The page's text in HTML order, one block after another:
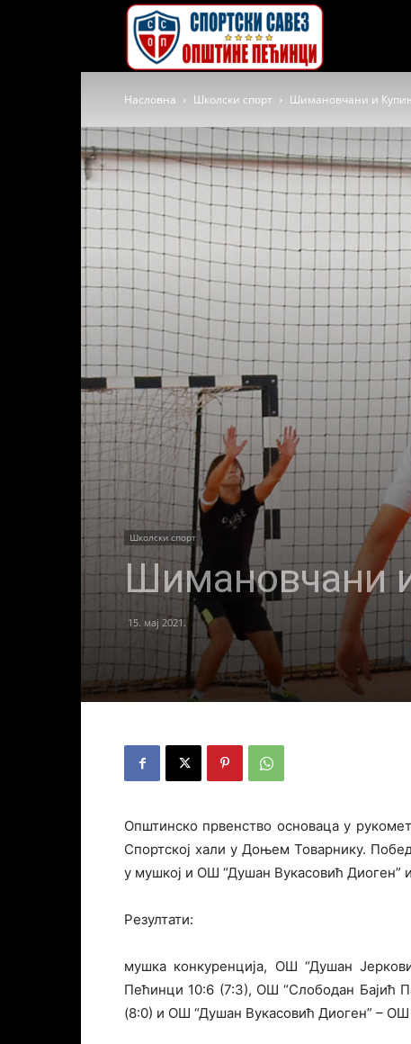
савез
општине
Пећинци
Насловна Школски спорт Шимановчани и
Школски спорт
Шимановчани
15. мај 2021.
Општинско првенство основаца у
Спортској хали у Доњем Товарнику.
у мушкој и ОШ “Душан Вукасовић Диоген”
Резултати:
мушка конкуренција, ОШ “Душан
Пећинци 10:6 (7:3), ОШ “Слободан Бајић
(8:0) и ОШ “Душан Вукасовић Диоген” – ОШ